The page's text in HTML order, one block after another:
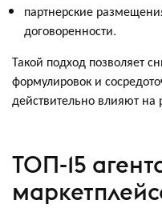
партнерские
договоренности.
Такой подход позволяет
формулировок и
действительно влияют на
ТОП-15